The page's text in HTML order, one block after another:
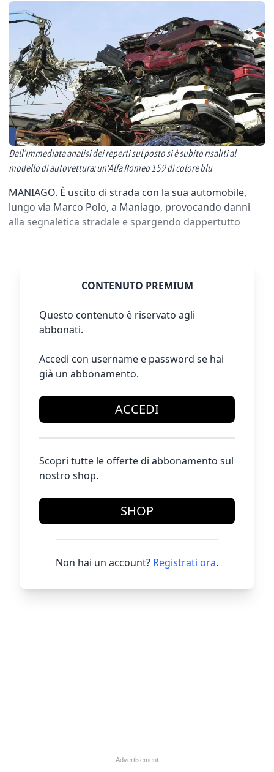
Dall’immediata analisi dei reperti sul posto si è subito risaliti al
modello di autovettura: un'Alfa Romeo 159 di colore blu
MANIAGO. È uscito di strada con la sua automobile,
lungo via Marco Polo, a Maniago, provocando danni
alla segnaletica stradale e spargendo dappertutto
CONTENUTO PREMIUM
Questo contenuto è riservato agli
abbonati.
Accedi con username e password se hai
già un abbonamento.
ACCEDI
Scopri tutte le offerte di abbonamento sul
nostro shop.
SHOP
Non hai un account? Registrati ora.